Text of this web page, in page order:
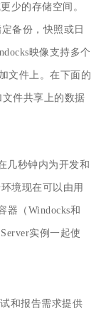
少的存储空间。
备份，快照或日
映像支持多个
文件上。在下面的
件共享上的数据
几秒钟内为开发和
境现在可以由用
器（Windocks和
实例一起使
和报告需求提供